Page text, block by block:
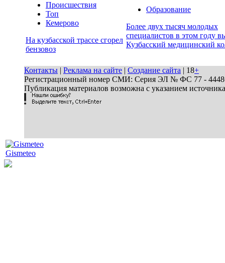
Происшествия
Топ
Кемерово
На кузбасской трассе сгорел
бензовоз
Образование
Более двух тысяч молодых
специалистов в этом году
Кузбасский медицинский
Контакты | Реклама на сайте | Создание сайта | 18+
Регистрационный номер СМИ: Серия ЭЛ № ФС 77 - 44486
Публикация материалов возможна с указанием
Gismeteo